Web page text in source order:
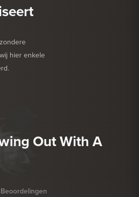
hier enkele
Out With A